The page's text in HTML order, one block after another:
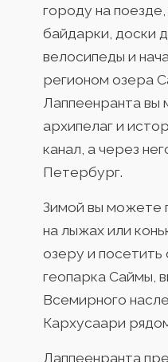
городу на поезде,
байдарки, доски
велосипеды и
регионом озера
Лаппеенранта вы
архипелаг и
канал, а через
Петербург.
Зимой вы можете
на лыжах или
озеру и посетить
геопарка Саймы,
Всемирного
Кархусаари
Лаппеенранта